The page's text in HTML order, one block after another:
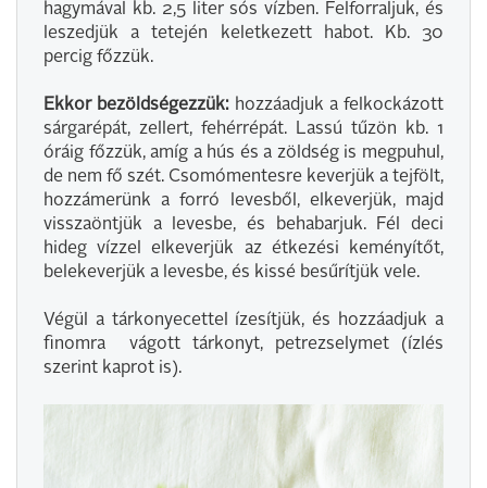
hagymával kb. 2,5 liter sós vízben. Felforraljuk, és
leszedjük a tetején keletkezett habot. Kb. 30
percig főzzük.
Ekkor bezöldségezzük: hozzáadjuk a felkockázott
sárgarépát, zellert, fehérrépát. Lassú tűzön kb. 1
óráig főzzük, amíg a hús és a zöldség is megpuhul,
de nem fő szét. Csomómentesre keverjük a tejfölt,
hozzámerünk a forró levesből, elkeverjük, majd
visszaöntjük a levesbe, és behabarjuk. Fél deci
hideg vízzel elkeverjük az étkezési keményítőt,
belekeverjük a levesbe, és kissé besűrítjük vele.
Végül a tárkonyecettel ízesítjük, és hozzáadjuk a
finomra vágott tárkonyt, petrezselymet (ízlés
szerint kaprot is).